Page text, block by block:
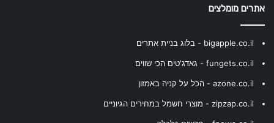
אתרים מומלצים
bigapple.co.il - בלוג בניית אתרים
fungets.co.il - גאדג'טים הכי שווים
azone.co.il - הכל על קניה באמזון
zipzap.co.il - מוצרי חשמל במחירים הגיוניים